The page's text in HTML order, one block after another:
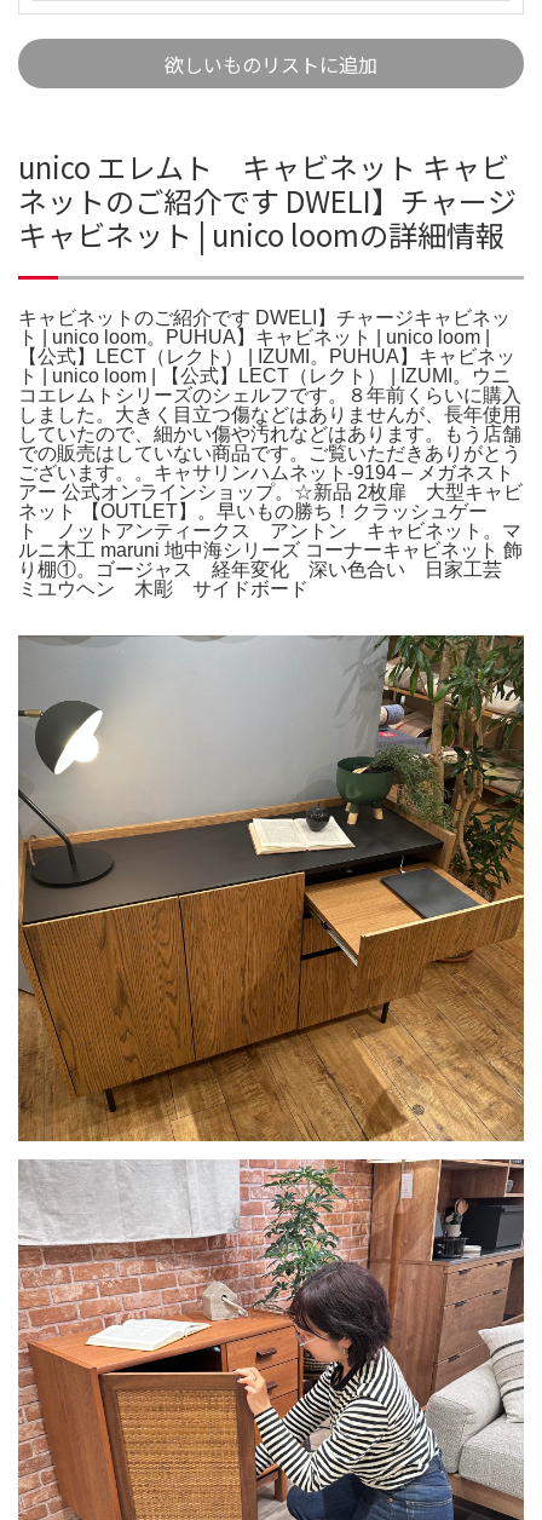
欲しいものリストに追加
unico エレムト キャビネット キャビ
ネットのご紹介です DWELI】チャージ
キャビネット | unico loomの詳細情報
キャビネットのご紹介です DWELI】チャージキャビネッ
ト | unico loom。PUHUA】キャビネット | unico loom |
【公式】LECT（レクト） | IZUMI。PUHUA】キャビネッ
ト | unico loom | 【公式】LECT（レクト） | IZUMI。ウニ
コエレムトシリーズのシェルフです。８年前くらいに購入
しました。大きく目立つ傷などはありませんが、長年使用
していたので、細かい傷や汚れなどはあります。もう店舗
での販売はしていない商品です。ご覧いただきありがとう
ございます。。キャサリンハムネット-9194 – メガネスト
アー 公式オンラインショップ。☆新品 2枚扉 大型キャビ
ネット 【OUTLET】。早いもの勝ち！クラッシュゲー
ト ノットアンティークス アントン キャビネット。マ
ルニ木工 maruni 地中海シリーズ コーナーキャビネット 飾
り棚①。ゴージャス 経年変化 深い色合い 日家工芸
ミユウヘン 木彫 サイドボード